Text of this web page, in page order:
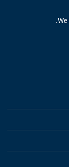
We